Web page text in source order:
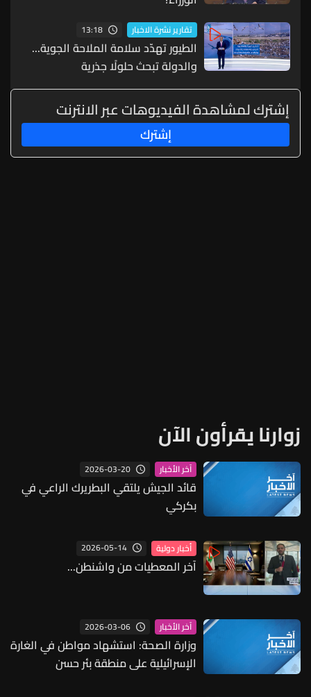
تقارير نشرة الاخبار 13:18
الطيور تهدّد سلامة الملاحة الجوية...
والدولة تبحث حلولًا جذرية
إشترك لمشاهدة الفيديوهات عبر الانترنت
إشترك
زوارنا يقرأون الآن
آخر الأخبار 2026-03-20
قائد الجيش يلتقي البطريرك الراعي في
بكركي
أخبار دولية 2026-05-14
آخر المعطيات من واشنطن...
آخر الأخبار 2026-03-06
وزارة الصحة: استشهاد مواطن في الغارة
الإسرائيلية على منطقة بئر حسن